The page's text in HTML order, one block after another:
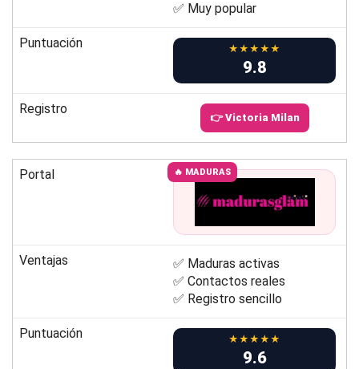
✅ Muy popular
Puntuación ★★★★★
9.8
Registro
👉 Victoria Milan
Portal 🔥 MADURAS
Ventajas
✅ Maduras activas
✅ Contactos reales
✅ Registro sencillo
Puntuación ★★★★★
9.6